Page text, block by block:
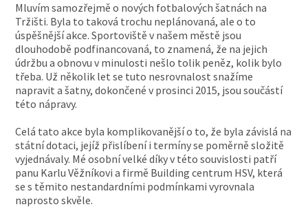
Mluvím samozřejmě o nových fotbalových šatnách na
Tržišti. Byla to taková trochu neplánovaná, ale o to
úspěšnější akce. Sportoviště v našem městě jsou
dlouhodobě podfinancovaná, to znamená, že na jejich
údržbu a obnovu v minulosti nešlo tolik peněz, kolik bylo
třeba. Už několik let se tuto nesrovnalost snažíme
napravit a šatny, dokončené v prosinci 2015, jsou součástí
této nápravy.
Celá tato akce byla komplikovanější o to, že byla závislá na
státní dotaci, jejíž přislíbení i termíny se poměrně složitě
vyjednávaly. Mé osobní velké díky v této souvislosti patří
panu Karlu Věžníkovi a firmě Building centrum HSV, která
se s těmito nestandardními podmínkami vyrovnala
naprosto skvěle.